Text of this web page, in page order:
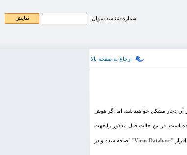
شماره شناسه سوال:
ارجاع به صفحه بالا
از آن دچار مشکل خواهید شد. اما اگر هوش
است. در این حالت فایل مذکور را جهت
"Virus Database" اضافه شده و در